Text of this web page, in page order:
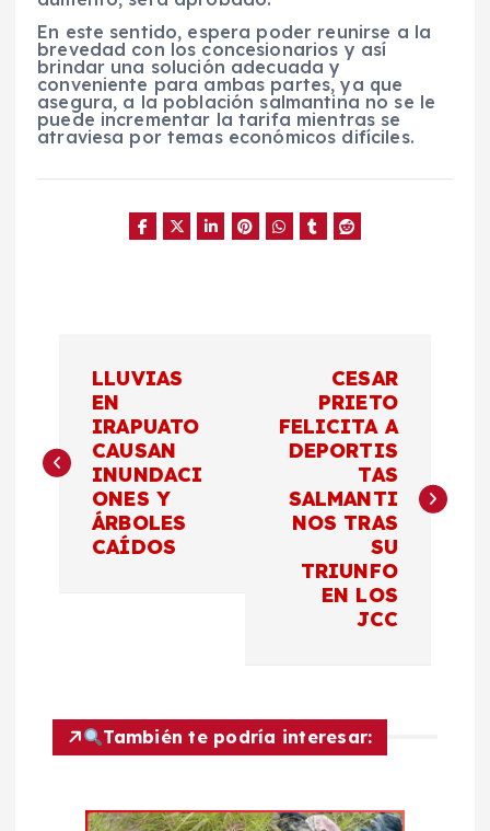
En este sentido, espera poder reunirse a la
brevedad con los concesionarios y así
brindar una solución adecuada y
conveniente para ambas partes, ya que
asegura, a la población salmantina no se le
puede incrementar la tarifa mientras se
atraviesa por temas económicos difíciles.
v
LLUVIAS
EN
IRAPUATO
CAUSAN
INUNDACI
ONES Y
ÁRBOLES
CAÍDOS
CESAR
PRIETO
FELICITA A
DEPORTIS
TAS
SALMANTI
NOS TRAS
SU
TRIUNFO
EN LOS
JCC
También te podría interesar: